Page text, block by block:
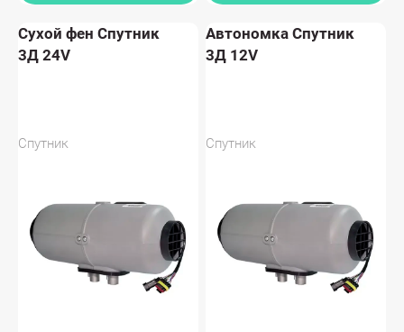
Сухой фен Спутник
3Д 24V
Спутник
Автономка Спутник
3Д 12V
Спутник